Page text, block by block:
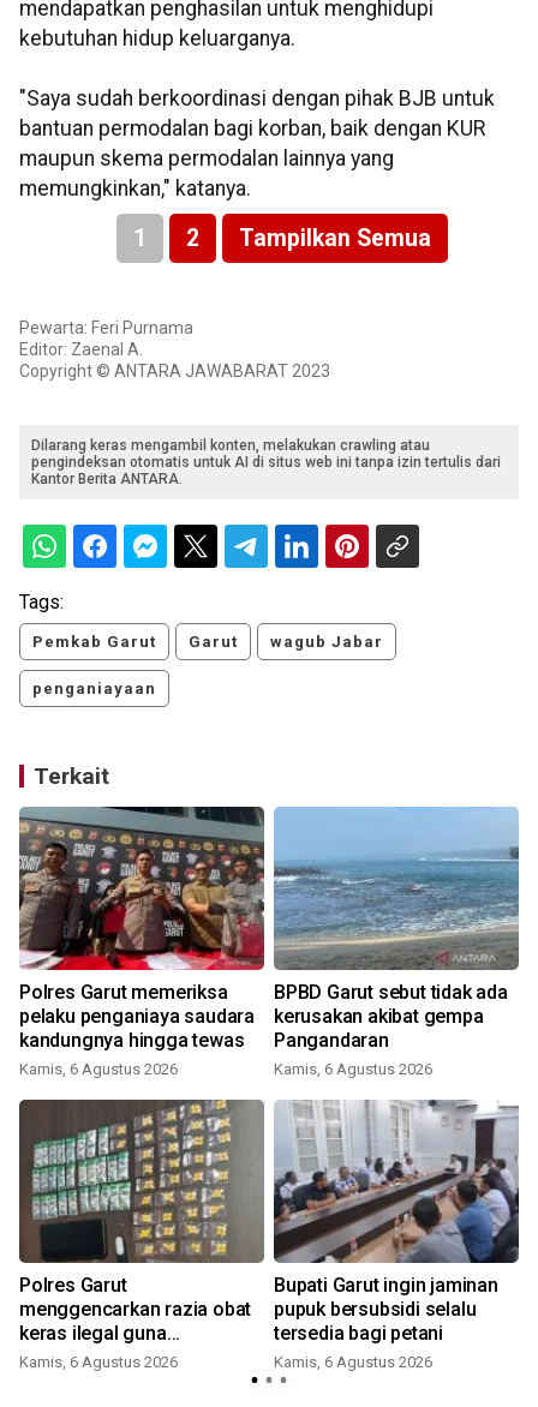
mendapatkan penghasilan untuk menghidupi
kebutuhan hidup keluarganya.
"Saya sudah berkoordinasi dengan pihak BJB untuk
bantuan permodalan bagi korban, baik dengan KUR
maupun skema permodalan lainnya yang
memungkinkan," katanya.
1 2 Tampilkan Semua
Pewarta: Feri Purnama
Editor: Zaenal A.
Copyright © ANTARA JAWABARAT 2023
Dilarang keras mengambil konten, melakukan crawling atau
pengindeksan otomatis untuk AI di situs web ini tanpa izin tertulis dari
Kantor Berita ANTARA.
Tags:
Pemkab Garut Garut wagub Jabar
penganiayaan
Terkait
Polres Garut memeriksa
pelaku penganiaya saudara
kandungnya hingga tewas
Kamis, 6 Agustus 2026
BPBD Garut sebut tidak ada
kerusakan akibat gempa
Pangandaran
Kamis, 6 Agustus 2026
Polres Garut
menggencarkan razia obat
keras ilegal guna
selamatkan anak muda
Kamis, 6 Agustus 2026
Bupati Garut ingin jaminan
pupuk bersubsidi selalu
tersedia bagi petani
Kamis, 6 Agustus 2026